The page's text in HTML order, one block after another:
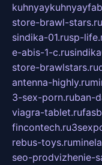
store-brawl-stars.ru
sindika-01.rusp-
e-abis-1-c.ru
store-brawlstars.ru
antenna-highly.ru
3-sex-porn.ruban-
viagra-tablet.ru
fincontech.ru
rebus-toys.ru
seo-prodvizhenie-